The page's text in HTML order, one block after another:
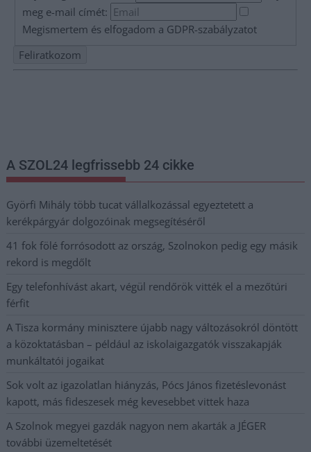
meg e-mail címét:
Megismertem és elfogadom a GDPR-szabályzatot
A SZOL24 legfrissebb 24 cikke
Györfi Mihály több tucat vállalkozással egyeztetett a
kerékpárgyár dolgozóinak megsegítéséről
41 fok fölé forrósodott az ország, Szolnokon pedig egy másik
rekord is megdőlt
Egy telefonhívást akart, végül rendőrök vitték el a mezőtúri
férfit
A Tisza kormány minisztere újabb nagy változásokról döntött
a közoktatásban – például az iskolaigazgatók visszakapják
munkáltatói jogaikat
Sok volt az igazolatlan hiányzás, Pócs János fizetéslevonást
kapott, más fideszesek még kevesebbet vittek haza
A Szolnok megyei gazdák nagyon nem akarták a JÉGER
további üzemeltetését